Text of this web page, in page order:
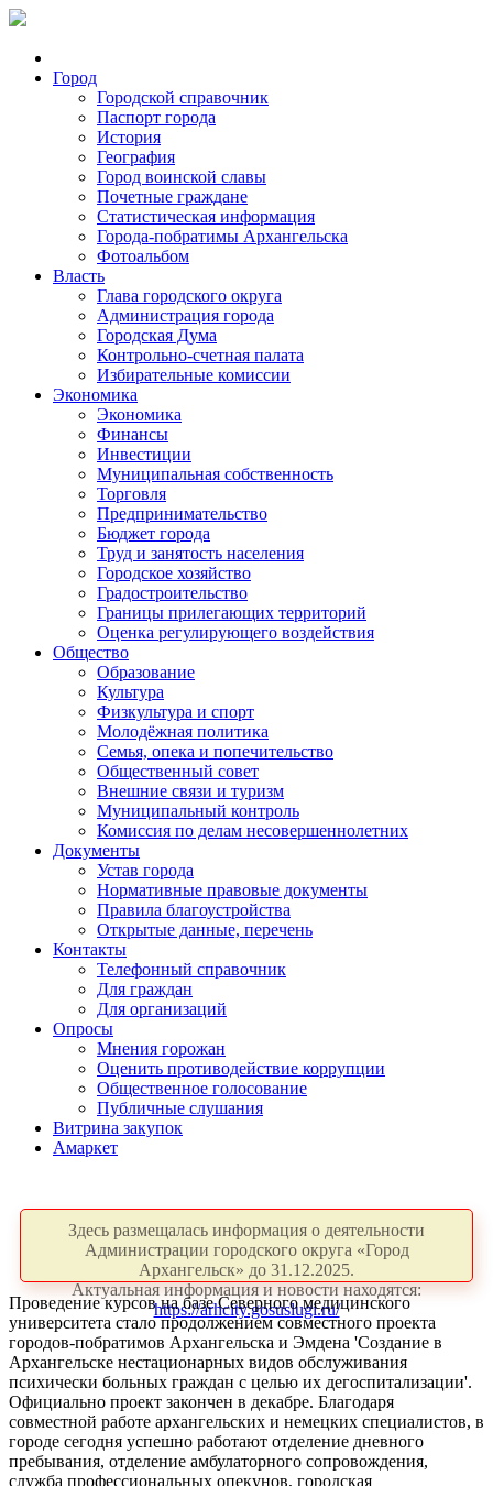
Город
Городской справочник
Паспорт города
История
География
Город воинской славы
Почетные граждане
Статистическая информация
Города-побратимы Архангельска
Фотоальбом
Власть
Глава городского округа
Администрация города
Городская Дума
Контрольно-счетная палата
Избирательные комиссии
Экономика
Экономика
Финансы
Инвестиции
Муниципальная собственность
Торговля
Предпринимательство
Бюджет города
Труд и занятость населения
Городское хозяйство
Градостроительство
Границы прилегающих территорий
Оценка регулирующего воздействия
Общество
Образование
Культура
Физкультура и спорт
Молодёжная политика
Семья, опека и попечительство
Общественный совет
Внешние связи и туризм
Муниципальный контроль
Комиссия по делам несовершеннолетних
Документы
Устав города
Нормативные правовые документы
Правила благоустройства
Открытые данные, перечень
Контакты
Телефонный справочник
Для граждан
Для организаций
Опросы
Мнения горожан
Оценить противодействие коррупции
Общественное голосование
Публичные слушания
Витрина закупок
Амаркет
Здесь размещалась информация о деятельности
Администрации городского округа «Город
Архангельск» до 31.12.2025.
Актуальная информация и новости находятся:
https://arhcity.gosuslugi.ru/
Проведение курсов на базе Северного медицинского
университета стало продолжением совместного проекта
городов-побратимов Архангельска и Эмдена 'Создание в
Архангельске нестационарных видов обслуживания
психически больных граждан с целью их дегоспитализации'.
Официально проект закончен в декабре. Благодаря
совместной работе архангельских и немецких специалистов, в
городе сегодня успешно работают отделение дневного
пребывания, отделение амбулаторного сопровождения,
служба профессиональных опекунов, городская